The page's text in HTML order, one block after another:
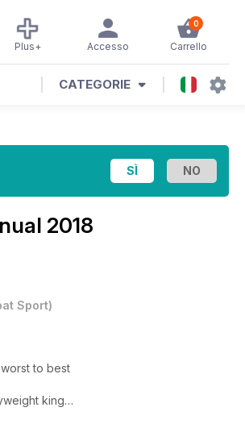
0
Carrello
Accesso
Plus+
CATEGORIE
2018
Sport)
to best
king